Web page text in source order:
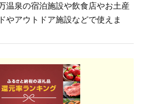
温泉の宿泊施設や飲食店やお土産
やアウトドア施設などで使えま